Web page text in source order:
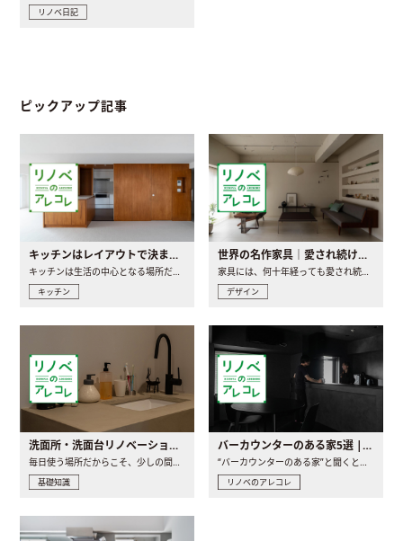
リノベ日記
ピックアップ記事
キッチンはレイアウトで決まる。後悔しないための考え方と選び方
キッチンは生活の中心となる場所だからこそ、家の中のどこに置..
キッチン
世界の名作家具｜愛され続ける理由と一生モノとの出会い方
家具には、何十年経っても愛され続ける「名作」と呼ばれるもの..
デザイン
洗面所・洗面台リノベーションの事例と間取りアイデア
毎日使う場所だからこそ、少しの間取りの工夫や素材の選び方で..
基礎知識
バーカウンターのある家5選 | 日常に馴染む“距離の近い”キッチンとは
“バーカウンターのある家”と聞くと、少し特別な、大人のための..
リノベのアレコレ